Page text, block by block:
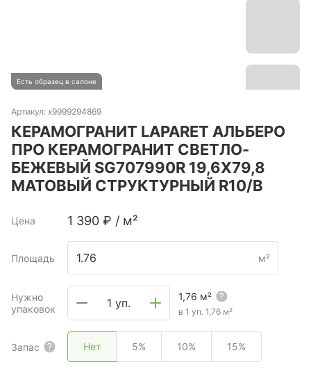
Есть образец в салоне
Артикул: х9999294869
КЕРАМОГРАНИТ LAPARET АЛЬБЕРО
ПРО КЕРАМОГРАНИТ СВЕТЛО-
БЕЖЕВЫЙ SG707990R 19,6Х79,8
МАТОВЫЙ СТРУКТУРНЫЙ R10/B
Цена 1 390 ₽ / м²
Площадь м²
Нужно
упаковок
1 уп. 1,76 м²
в 1 уп. 1,76 м²
Запас Нет 5% 10% 15%